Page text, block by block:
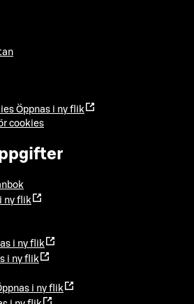
Öppnas i ny flik
cookies
ny flik
i ny flik
i ny flik
i ny flik